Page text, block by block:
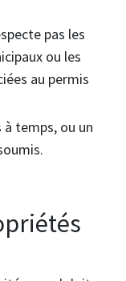
pas les
ou les
au permis
à temps, ou un